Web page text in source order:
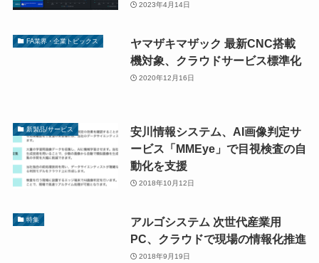
2023年4月14日
FA業界・企業トピックス
ヤマザキマザック 最新CNC搭載
機対象、クラウドサービス標準化
2020年12月16日
新製品/サービス
安川情報システム、AI画像判定サ
ービス「MMEye」で目視検査の自
動化を支援
2018年10月12日
特集
アルゴシステム 次世代産業用
PC、クラウドで現場の情報化推進
2018年9月19日